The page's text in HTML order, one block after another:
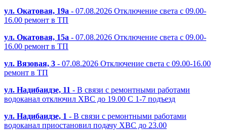
ул. Окатовая, 19а - 07.08.2026 Отключение света с 09.00-
16.00 ремонт в ТП
ул. Окатовая, 15а - 07.08.2026 Отключение света с 09.00-
16.00 ремонт в ТП
ул. Вязовая, 3 - 07.08.2026 Отключение света с 09.00-16.00
ремонт в ТП
ул. Надибаидзе, 11 - В связи с ремонтными работами
водоканал отключил ХВС до 19.00 С 1-7 подъезд
ул. Надибаидзе, 1 - В связи с ремонтными работами
водоканал приостановил подачу ХВС до 23.00